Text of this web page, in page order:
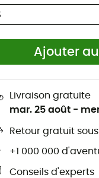
Ajouter
Livraison gratuite
mar. 25 août -
Retour gratuit sous
+1 000 000
Conseils d'experts